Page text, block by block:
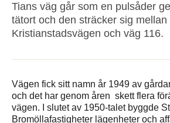
Tians väg går som en pulsåder
tätort och den sträcker sig mellan
Kristianstadsvägen och väg 116.
Vägen fick sitt namn år 1949 av
och det har genom åren skett flera
vägen. I slutet av 1950-talet byggde
Bromöllafastigheter lägenheter och